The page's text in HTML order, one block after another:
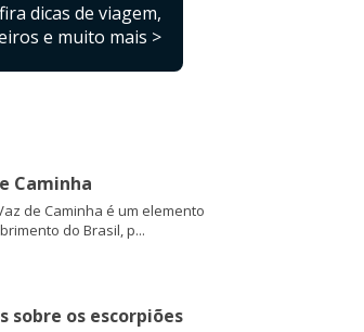
dicas de viagem,
e muito mais >
Caminha
de Caminha é um elemento
do Brasil, p...
sobre os escorpiões